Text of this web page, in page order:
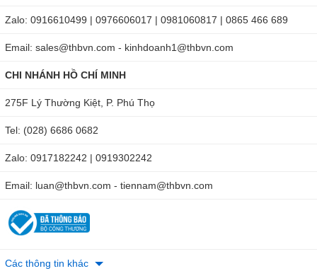
Zalo: 0916610499 | 0976606017 | 0981060817 | 0865 466 689
Email: sales@thbvn.com - kinhdoanh1@thbvn.com
CHI NHÁNH HỒ CHÍ MINH
275F Lý Thường Kiệt, P. Phú Thọ
Tel: (028) 6686 0682
Zalo: 0917182242 | 0919302242
Email: luan@thbvn.com - tiennam@thbvn.com
Các thông tin khác